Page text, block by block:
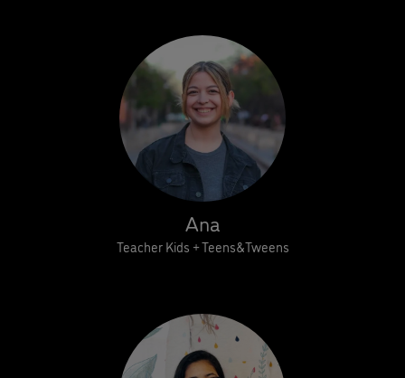
Ana
Teacher Kids + Teens&Tweens